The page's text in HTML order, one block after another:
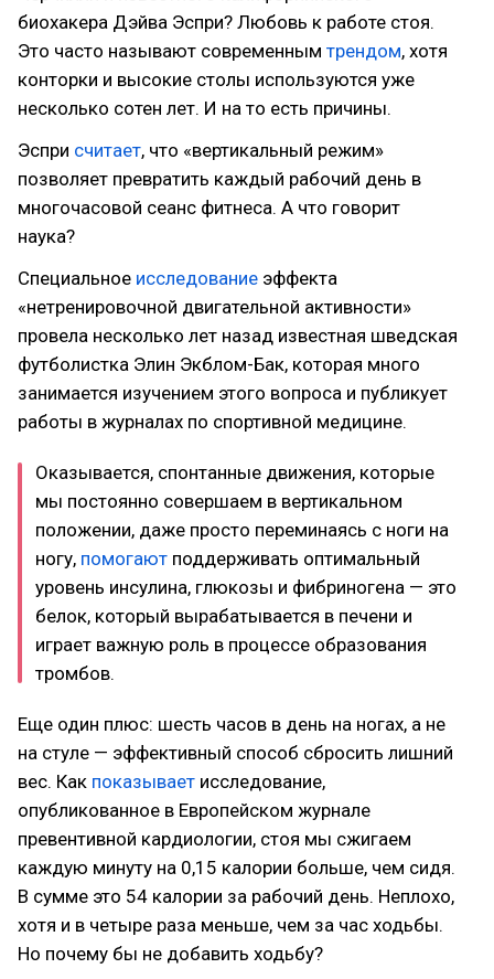
биохакера Дэйва Эспри? Любовь к работе стоя.
Это часто называют современным трендом, хотя
конторки и высокие столы используются уже
несколько сотен лет. И на то есть причины.
Эспри считает, что «вертикальный режим»
позволяет превратить каждый рабочий день в
многочасовой сеанс фитнеса. А что говорит
наука?
Специальное исследование эффекта
«нетренировочной двигательной активности»
провела несколько лет назад известная шведская
футболистка Элин Экблом-Бак, которая много
занимается изучением этого вопроса и публикует
работы в журналах по спортивной медицине.
Оказывается, спонтанные движения, которые
мы постоянно совершаем в вертикальном
положении, даже просто переминаясь с ноги на
ногу, помогают поддерживать оптимальный
уровень инсулина, глюкозы и фибриногена — это
белок, который вырабатывается в печени и
играет важную роль в процессе образования
тромбов.
Еще один плюс: шесть часов в день на ногах, а не
на стуле — эффективный способ сбросить лишний
вес. Как показывает исследование,
опубликованное в Европейском журнале
превентивной кардиологии, стоя мы сжигаем
каждую минуту на 0,15 калории больше, чем сидя.
В сумме это 54 калории за рабочий день. Неплохо,
хотя и в четыре раза меньше, чем за час ходьбы.
Но почему бы не добавить ходьбу?